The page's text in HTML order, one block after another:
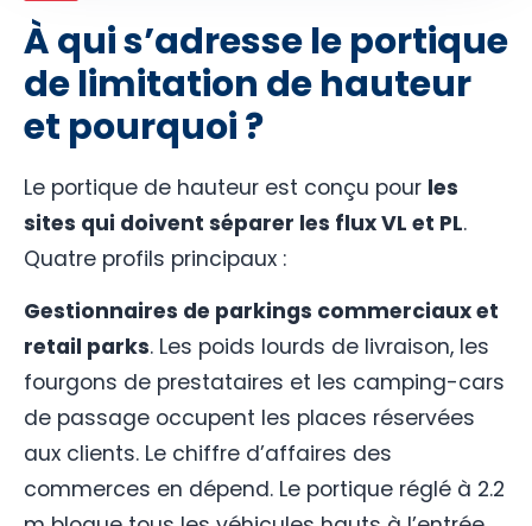
À qui s’adresse le portique
de limitation de hauteur
et pourquoi ?
Le portique de hauteur est conçu pour les
sites qui doivent séparer les flux VL et PL.
Quatre profils principaux :
Gestionnaires de parkings commerciaux et
retail parks. Les poids lourds de livraison, les
fourgons de prestataires et les camping-cars
de passage occupent les places réservées
aux clients. Le chiffre d’affaires des
commerces en dépend. Le portique réglé à 2.2